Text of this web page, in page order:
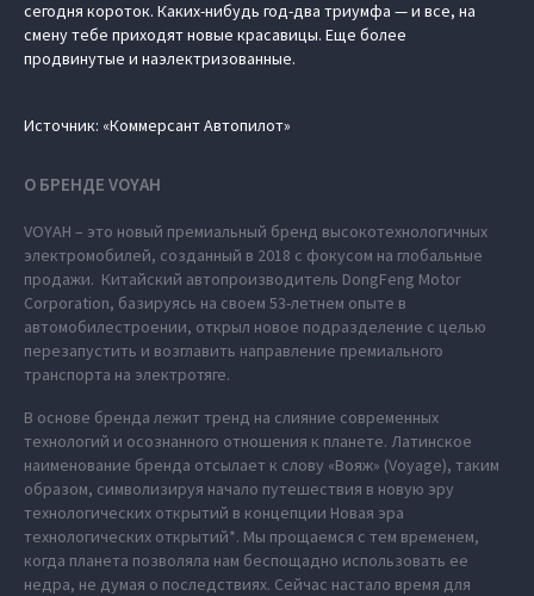
сегодня короток. Каких-нибудь год-два триумфа — и все, на
смену тебе приходят новые красавицы. Еще более
продвинутые и наэлектризованные.
Источник: «Коммерсант Автопилот»
О БРЕНДЕ VOYAH
VOYAH – это новый премиальный бренд высокотехнологичных
электромобилей, созданный в 2018 с фокусом на глобальные
продажи. Китайский автопроизводитель DongFeng Motor
Corporation, базируясь на своем 53-летнем опыте в
автомобилестроении, открыл новое подразделение с целью
перезапустить и возглавить направление премиального
транспорта на электротяге.
В основе бренда лежит тренд на слияние современных
технологий и осознанного отношения к планете. Латинское
наименование бренда отсылает к слову «Вояж» (Voyage), таким
образом, символизируя начало путешествия в новую эру
технологических открытий в концепции Новая эра
технологических открытий*. Мы прощаемся с тем временем,
когда планета позволяла нам беспощадно использовать ее
недра, не думая о последствиях. Сейчас настало время для